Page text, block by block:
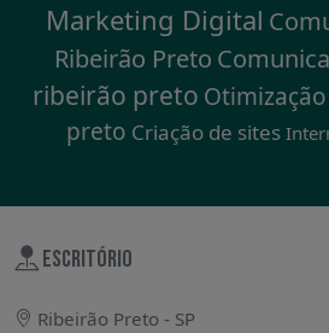
Marketing Digital
Ribeirão Preto
ribeirão preto
preto Criação de sites
ESCRITÓRIO
Ribeirão Preto - SP